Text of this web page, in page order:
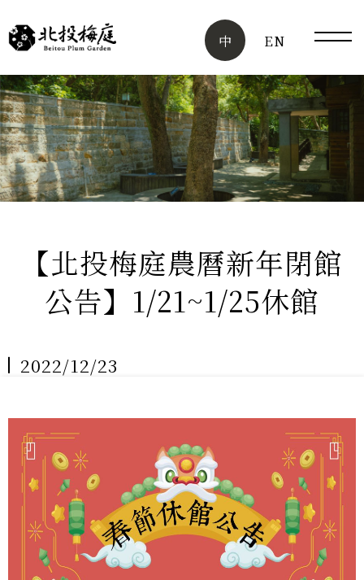
中 EN 手機
鈕
【北投梅庭農曆新年閉館
公告】1/21~1/25休館
2022/12/23